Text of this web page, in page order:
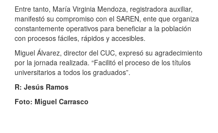
Entre tanto, María Virginia Mendoza, registradora auxiliar,
manifestó su compromiso con el SAREN, ente que organiza
constantemente operativos para beneficiar a la población
con procesos fáciles, rápidos y accesibles.
Miguel Álvarez, director del CUC, expresó su agradecimiento
por la jornada realizada. “Facilitó el proceso de los títulos
universitarios a todos los graduados”.
R: Jesús Ramos
Foto: Miguel Carrasco